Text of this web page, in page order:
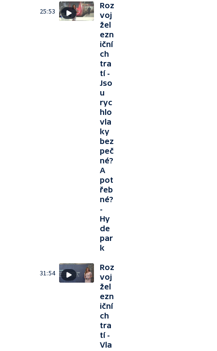
25:53
Roz
voj
žel
ezn
iční
ch
tra
tí -
Jso
u
ryc
hlo
vla
ky
bez
peč
né?
A
pot
řeb
né?
-
Hy
de
par
k
31:54
Roz
voj
žel
ezn
iční
ch
tra
tí -
Vla